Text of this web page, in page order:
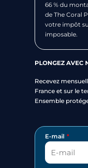
66 % du
de The Coral
votre impôt
imposable.
PLONGEZ AVEC
Recevez
France et sur le
Ensemble
E-mail